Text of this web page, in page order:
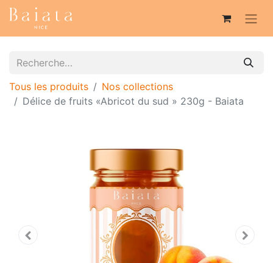
Tous les produits
Nos collections
Délice de fruits «Abricot du sud » 230g - Baiata